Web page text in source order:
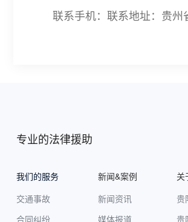
联系手机： 联系地址：贵州
专业的法律援助
我们的服务
交通事故
合同纠纷
新闻&案例
新闻资讯
媒体报道
关
贵
贵